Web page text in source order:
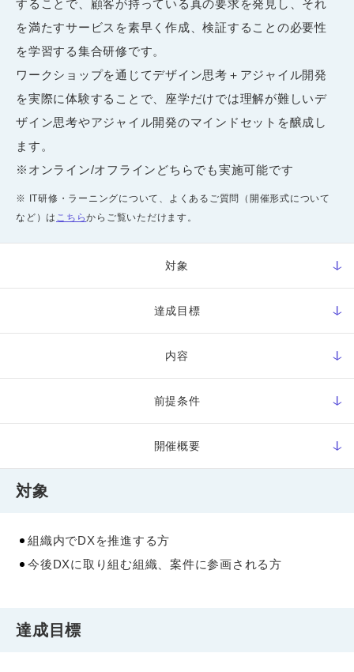
することで、顧客が持っている真の要求を発見し、それ
を満たすサービスを素早く作成、検証することの必要性
を学習する集合研修です。
ワークショップを通じてデザイン思考＋アジャイル開発
を実際に体験することで、座学だけでは理解が難しいデ
ザイン思考やアジャイル開発のマインドセットを醸成し
ます。
※オンライン/オフラインどちらでも実施可能です
※ IT研修・ラーニングについて、よくあるご質問（開催形式について
など）は こちらからご覧いただけます。
対象
達成目標
内容
前提条件
開催概要
対象
組織内でDXを推進する方
今後DXに取り組む組織、案件に参画される方
達成目標